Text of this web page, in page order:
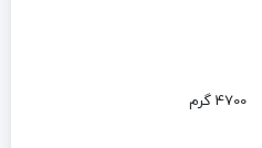
4700 گرم